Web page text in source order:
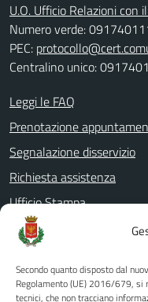
Secondo quanto disposto dal
Regolamento (UE) 2016/679, si
tecnici, che non tracciano
U.O. Ufficio Relazioni con
Numero verde:
PEC:
Centralino unico:
Leggi le FAQ
Prenotazione
Segnalazione disservizio
Richiesta assistenza
Ufficio Stampa
Amministrazione
Albo pretorio
Informativa privacy